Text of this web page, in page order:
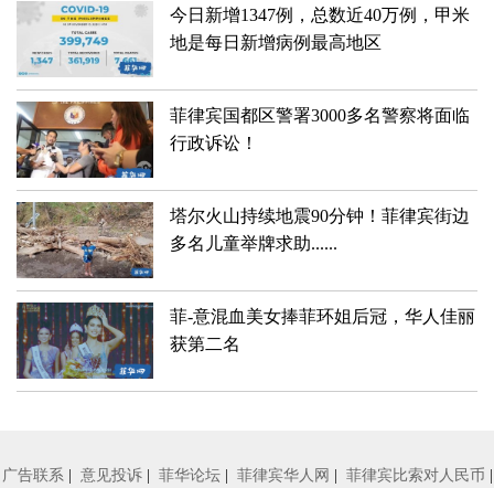
今日新增1347例，总数近40万例，甲米
地是每日新增病例最高地区
菲律宾国都区警署3000多名警察将面临
行政诉讼！
塔尔火山持续地震90分钟！菲律宾街边
多名儿童举牌求助......
菲-意混血美女捧菲环姐后冠，华人佳丽
获第二名
广告联系 | 意见投诉 | 菲华论坛 | 菲律宾华人网 | 菲律宾比索对人民币 |